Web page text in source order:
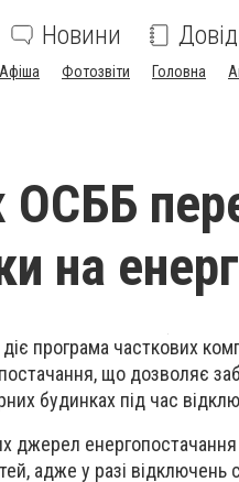
Новини
Афіша Фотозвіти Головна
ОСББ
на
діє програма часткових
що дозволяє
будинках під час
джерел
адже у разі відключень